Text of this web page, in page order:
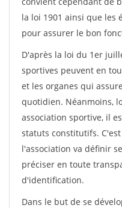
la loi 1901 ainsi que les
pour assurer le bon
D'après la loi du 1er
sportives peuvent en
et les organes qui
quotidien. Néanmoins,
association sportive, il
statuts constitutifs.
l'association va définir
préciser en toute
d'identification.
Dans le but de se